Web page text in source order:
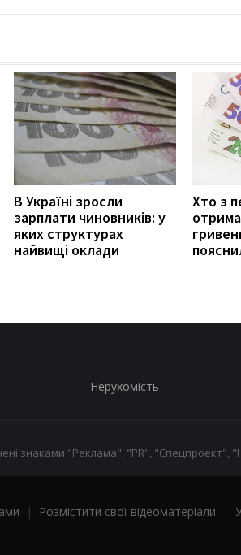
В Україні зросли
зарплати чиновників: у
яких структурах
найвищі оклади
Хто з
Нерухомість
знаками "Реклама", "PR", "Спецпроект",
| Розмістити свої відеоматеріали |